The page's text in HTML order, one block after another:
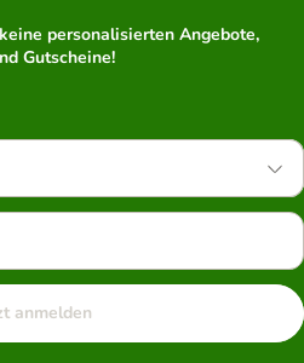
personalisierten Angebote,
Gutscheine!
anmelden